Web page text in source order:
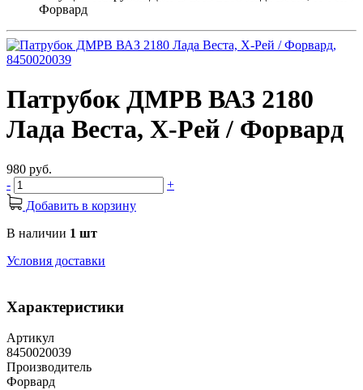
Форвард
Патрубок ДМРВ ВАЗ 2180
Лада Веста, Х-Рей / Форвард
980 руб.
-
+
Добавить в корзину
В наличии 1 шт
Условия доставки
Характеристики
Артикул
8450020039
Производитель
Форвард